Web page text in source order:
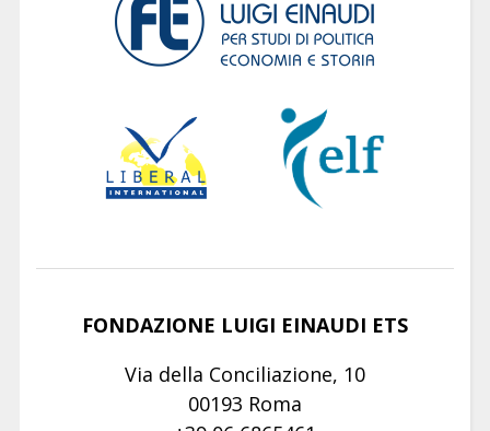
FONDAZIONE LUIGI EINAUDI ETS
Via della Conciliazione, 10
00193 Roma